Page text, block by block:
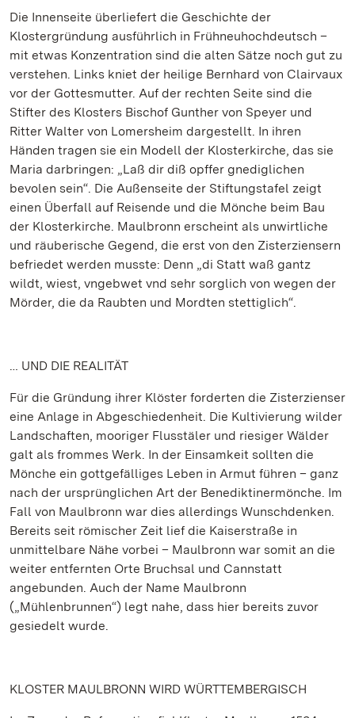
Die Innenseite überliefert die Geschichte der
Klostergründung ausführlich in Frühneuhochdeutsch –
mit etwas Konzentration sind die alten Sätze noch gut zu
verstehen. Links kniet der heilige Bernhard von Clairvaux
vor der Gottesmutter. Auf der rechten Seite sind die
Stifter des Klosters Bischof Gunther von Speyer und
Ritter Walter von Lomersheim dargestellt. In ihren
Händen tragen sie ein Modell der Klosterkirche, das sie
Maria darbringen: „Laß dir diß opffer gnediglichen
bevolen sein“. Die Außenseite der Stiftungstafel zeigt
einen Überfall auf Reisende und die Mönche beim Bau
der Klosterkirche. Maulbronn erscheint als unwirtliche
und räuberische Gegend, die erst von den Zisterziensern
befriedet werden musste: Denn „di Statt waß gantz
wildt, wiest, vngebwet vnd sehr sorglich von wegen der
Mörder, die da Raubten und Mordten stettiglich“.
… UND DIE REALITÄT
Für die Gründung ihrer Klöster forderten die Zisterzienser
eine Anlage in Abgeschiedenheit. Die Kultivierung wilder
Landschaften, mooriger Flusstäler und riesiger Wälder
galt als frommes Werk. In der Einsamkeit sollten die
Mönche ein gottgefälliges Leben in Armut führen – ganz
nach der ursprünglichen Art der Benediktinermönche. Im
Fall von Maulbronn war dies allerdings Wunschdenken.
Bereits seit römischer Zeit lief die Kaiserstraße in
unmittelbare Nähe vorbei – Maulbronn war somit an die
weiter entfernten Orte Bruchsal und Cannstatt
angebunden. Auch der Name Maulbronn
(„Mühlenbrunnen“) legt nahe, dass hier bereits zuvor
gesiedelt wurde.
KLOSTER MAULBRONN WIRD WÜRTTEMBERGISCH